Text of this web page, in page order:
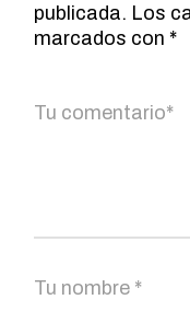
publicada. Los
marcados con *